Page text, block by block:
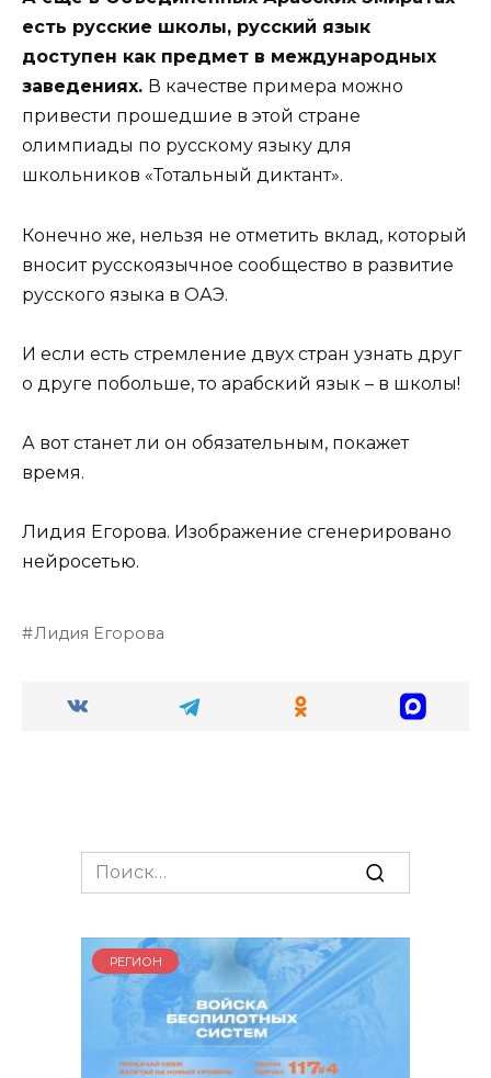
есть русские школы, русский язык
доступен как предмет в международных
заведениях. В качестве примера можно
привести прошедшие в этой стране
олимпиады по русскому языку для
школьников «Тотальный диктант».
Конечно же, нельзя не отметить вклад, который
вносит русскоязычное сообщество в развитие
русского языка в ОАЭ.
И если есть стремление двух стран узнать друг
о друге побольше, то арабский язык – в школы!
А вот станет ли он обязательным, покажет
время.
Лидия Егорова. Изображение сгенерировано
нейросетью.
Лидия Егорова
Search
for:
РЕГИОН